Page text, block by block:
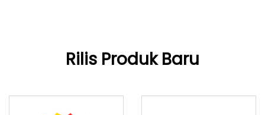
Rilis Produk Baru